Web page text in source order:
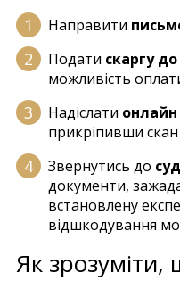
Направити
Подати скаргу
можливість
Надіслати
прикріпивши скан
Звернутись до
документи,
встановлену
відшкодування
Як зрозуміти,